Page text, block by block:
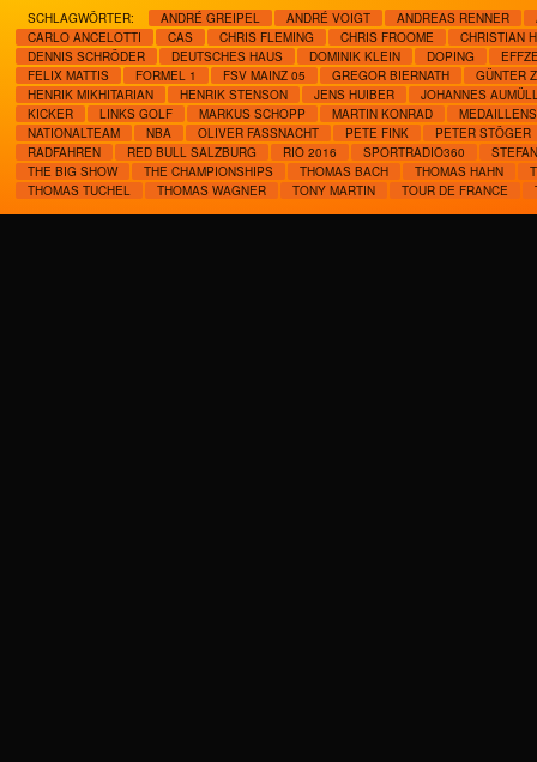
SCHLAGWÖRTER: ANDRÉ GREIPEL ANDRÉ VOIGT ANDREAS RENNER
CARLO ANCELOTTI
CAS CHRIS FLEMING CHRIS FROOME
CHRISTIAN
DENNIS SCHRÖDER
DEUTSCHES HAUS DOMINIK KLEIN DOPING
FELIX MATTIS
FORMEL 1 FSV MAINZ 05 GREGOR BIERNATH
GÜNTER
HENRIK MIKHITARIAN
HENRIK STENSON JENS HUIBER
JOHANNES
KICKER
LINKS GOLF MARKUS SCHOPP MARTIN KONRAD
NATIONALTEAM
NBA OLIVER FASSNACHT PETE FINK
PETER STÖGER
RADFAHREN
RED BULL SALZBURG RIO 2016 SPORTRADIO360
THE BIG SHOW
THE CHAMPIONSHIPS THOMAS BACH THOMAS HAHN
THOMAS TUCHEL
THOMAS WAGNER TONY MARTIN TOUR DE FRANCE